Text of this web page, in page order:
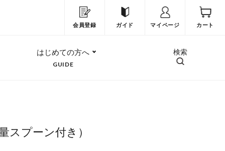
会員登録 ガイド マイページ カート
はじめての方へ
GUIDE
検索
スプーン付き）